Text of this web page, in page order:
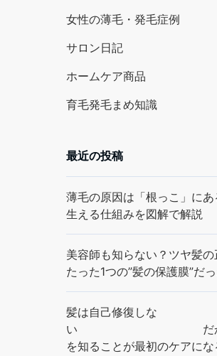
女性の薄毛・発毛症例
サロン日記
ホームケア商品
育毛発毛まめ知識
最近の投稿
薄毛の原因は「根っこ」に
生える仕組みを図解で解説
美容師も知らない？ツヤ髪の
たった1つの”髪の保護膜”だ
髪は自己修復しな
い だから
を知ることが最初のケアにな